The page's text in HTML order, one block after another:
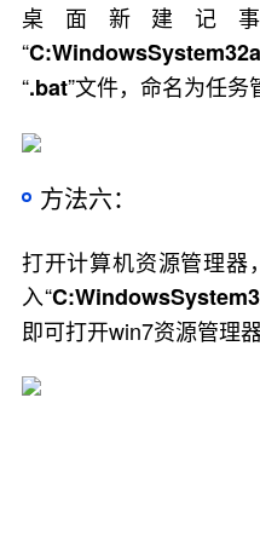
桌面新建记
“
“.bat”文件，命名为任务
方法六：
打开计算机资源管理器
入“
即可打开win7资源管理器